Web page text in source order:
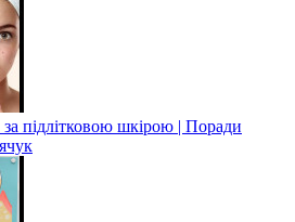
підлітковою шкірою | Поради